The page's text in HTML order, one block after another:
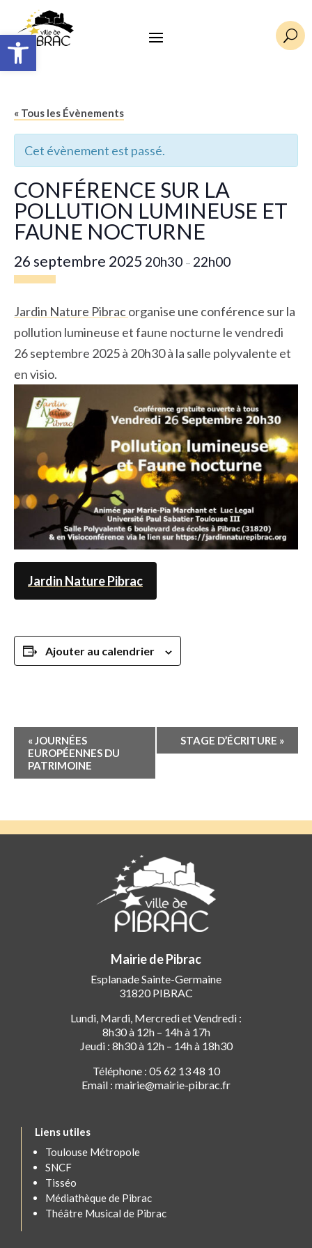
Ouvrir la barre d’outils U
« Tous les Évènements
Cet évènement est passé.
CONFÉRENCE SUR LA
POLLUTION LUMINEUSE ET
FAUNE NOCTURNE
26 septembre 2025 20h30 – 22h00
Jardin Nature Pibracorganise une conférence sur la
pollution lumineuse et faune nocturne le vendredi
26 septembre 2025 à 20h30 à la salle polyvalente et
en visio.
Jardin Nature Pibrac
Ajouter au calendrier
Navigation
Évènement
«JOURNÉES
EUROPÉENNES DU
PATRIMOINE
STAGE D’ÉCRITURE »
Mairie de Pibrac
Esplanade Sainte-Germaine
31820 PIBRAC
Lundi, Mardi, Mercredi et Vendredi :
8h30 à 12h – 14h à 17h
Jeudi : 8h30 à 12h – 14h à 18h30
Téléphone : 05 62 13 48 10
Email : mairie@mairie-pibrac.fr
Liens utiles
Toulouse Métropole
SNCF
Tisséo
Médiathèque de Pibrac
Théâtre Musical de Pibrac